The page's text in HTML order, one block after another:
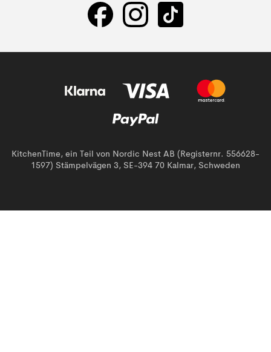
KitchenTime, ein Teil von Nordic Nest AB (Registernr. 556628-
1597) Stämpelvägen 3, SE-394 70 Kalmar, Schweden